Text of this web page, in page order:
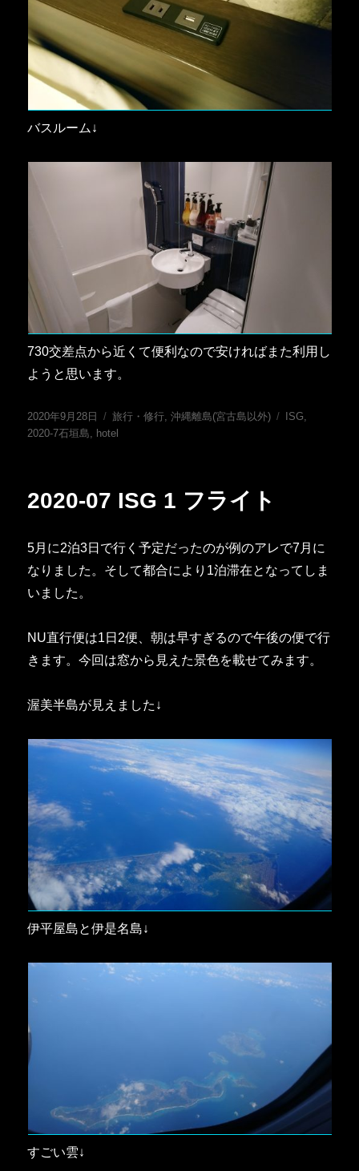
バスルーム↓
730交差点から近くて便利なので安ければまた利用し
ようと思います。
投
稿
2020年9月28日
カ
テ
旅行・修行,沖縄離島(宮古島以外)
タISG,
2020-7石垣島, hotel
2020-07 ISG 1 フライト
5月に2泊3日で行く予定だったのが例のアレで7月に
なりました。そして都合により1泊滞在となってしま
いました。
NU直行便は1日2便、朝は早すぎるので午後の便で行
きます。今回は窓から見えた景色を載せてみます。
渥美半島が見えました↓
伊平屋島と伊是名島↓
すごい雲↓